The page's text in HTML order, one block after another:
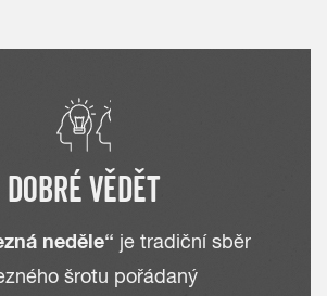
DOBRÉ VĚDĚT
neděle“ je tradiční sběr
šrotu pořádaný